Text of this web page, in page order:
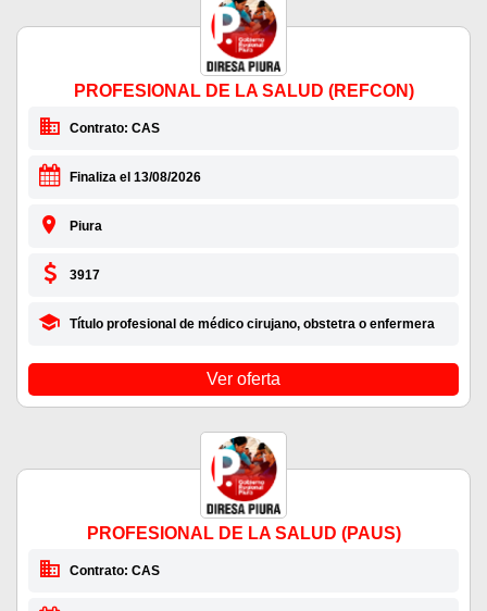
PROFESIONAL DE LA SALUD (REFCON)
Contrato: CAS
Finaliza el 13/08/2026
Piura
3917
Título profesional de médico cirujano, obstetra o enfermera
Ver oferta
PROFESIONAL DE LA SALUD (PAUS)
Contrato: CAS